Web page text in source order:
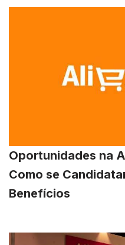
Oportunidades na
Como se
Benefícios